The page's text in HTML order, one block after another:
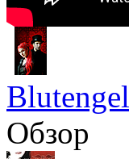
Blutengel
Обзор